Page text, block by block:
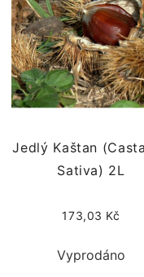
Jedlý Kaštan
Sativa) 2L
173,03 Kč
Vyprodáno